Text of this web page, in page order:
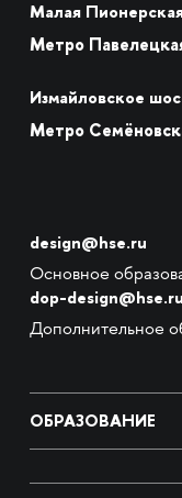
Малая
Метро
Измайловское
Метро
design@hse.ru
Основное
dop-design@hse.ru
Дополнительное
ОБРАЗОВАНИЕ